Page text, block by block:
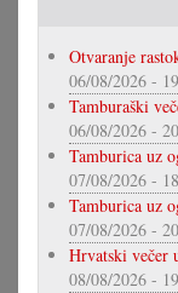
Otvaranje
06/08/2026 -
Tamburaški
06/08/2026 -
Tamburica uz
07/08/2026 -
Tamburica uz
07/08/2026 -
Hrvatski večer
08/08/2026 -